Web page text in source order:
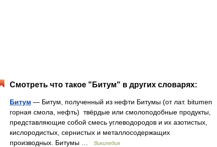
Смотреть что такое "Битум" в других словарях:
Битум — Битум, полученный из нефти Битумы (от лат. bitumen
горная смола, нефть) твёрдые или смолоподобные продукты,
представляющие собой смесь углеводородов и их азотистых,
кислородистых, сернистых и металлосодержащих
производных. Битумы …
Википедия